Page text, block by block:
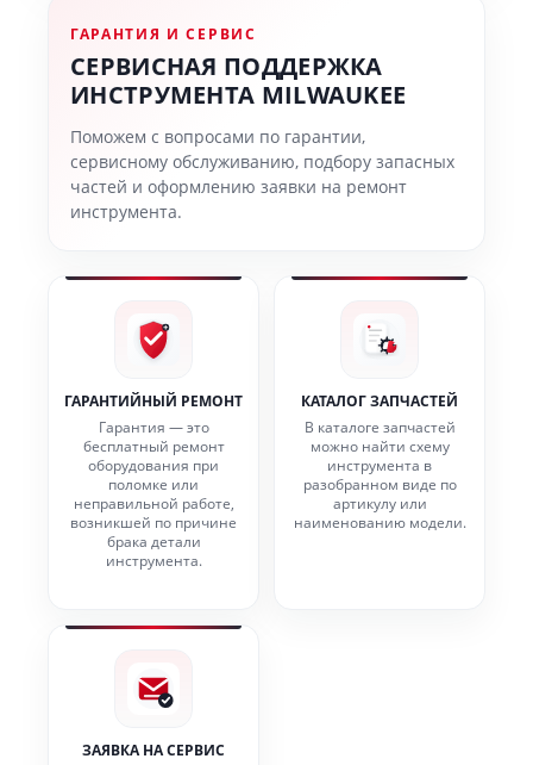
ГАРАНТИЯ И СЕРВИС
СЕРВИСНАЯ ПОДДЕРЖКА
ИНСТРУМЕНТА MILWAUKEE
Поможем с вопросами по гарантии,
сервисному обслуживанию, подбору запасных
частей и оформлению заявки на ремонт
инструмента.
ГАРАНТИЙНЫЙ РЕМОНТ
Гарантия — это
бесплатный ремонт
оборудования при
поломке или
неправильной работе,
возникшей по причине
брака детали
инструмента.
КАТАЛОГ ЗАПЧАСТЕЙ
В каталоге запчастей
можно найти схему
инструмента в
разобранном виде по
артикулу или
наименованию модели.
ЗАЯВКА НА СЕРВИС